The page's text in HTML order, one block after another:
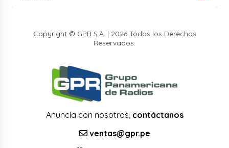
Copyright © GPR S.A. | 2026 Todos los Derechos
Reservados.
Anuncia con nosotros, contáctanos
ventas@gpr.pe